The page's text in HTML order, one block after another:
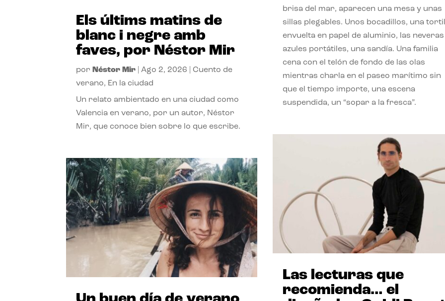
Els últims matins de
blanc i negre amb
faves, por Néstor Mir
por Néstor Mir |Ago 2, 2026 |Cuento de
verano, En la ciudad
Un relato ambientado en una ciudad como
Valencia en verano, por un autor, Néstor
Mir, que conoce bien sobre lo que escribe.
brisa del mar, aparecen una mesa y unas
sillas plegables. Unos bocadillos, una
envuelta en papel de aluminio, las neveras
azules portátiles, una sandía. Una familia
cena con el telón de fondo de las olas
mientras charla en el paseo marítimo sin
que el tiempo importe, una escena
suspendida, un “sopar a la fresca”.
Las lecturas que
recomienda… el